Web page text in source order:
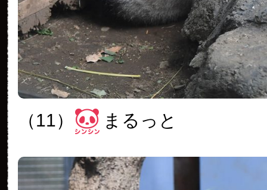
（11） まるっと